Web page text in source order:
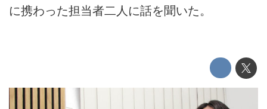
に携わった担当者二人に話を聞いた。